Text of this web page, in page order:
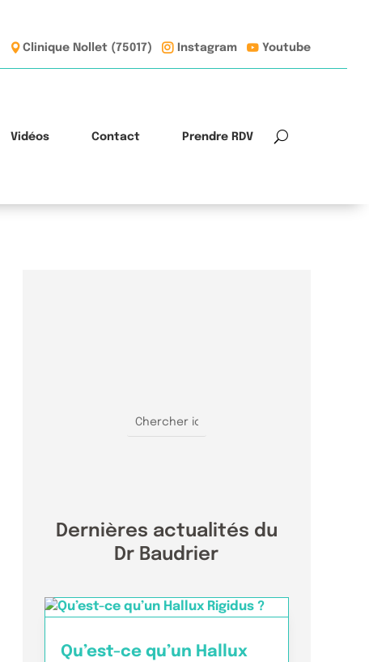
Clinique Nollet (75017) Instagram Youtube
Vidéos Contact Prendre RDV
Dernières actualités du
Dr Baudrier
Qu’est-ce qu’un Hallux